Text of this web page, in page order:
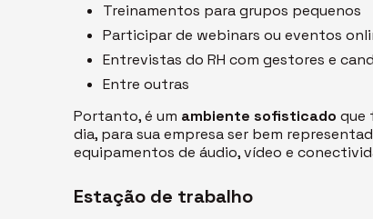
Treinamentos para grupos pequenos
Participar de webinars ou eventos
Entrevistas do RH com gestores e
Entre outras
Portanto, é um ambiente sofisticado que
dia, para sua empresa ser bem
equipamentos de áudio, vídeo e
Estação de trabalho